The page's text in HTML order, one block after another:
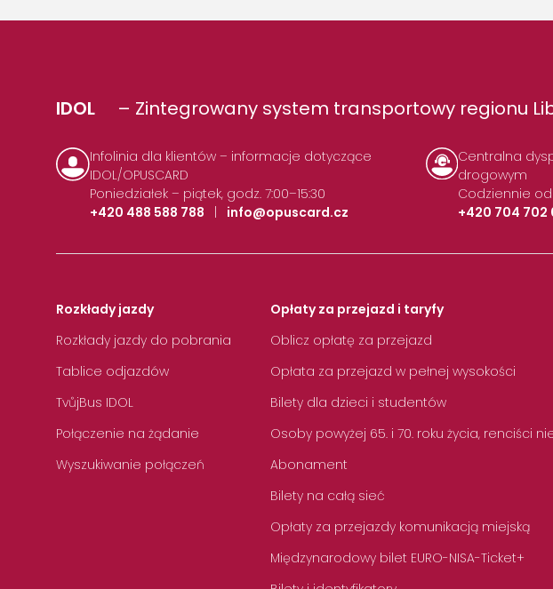
IDOL – Zintegrowany system transportowy regionu
Infolinia dla klientów – informacje dotyczące
IDOL/OPUSCARD
Poniedziałek – piątek, godz. 7:00–15:30
+420 488 588 788
| info@opuscard.cz
Centralna
drogowym
Codziennie
+420 704 702
Rozkłady jazdy
Rozkłady jazdy do pobrania
Tablice odjazdów
TvůjBus IDOL
Połączenie na żądanie
Wyszukiwanie połączeń
Opłaty za przejazd i taryfy
Oblicz opłatę za przejazd
Opłata za przejazd w pełnej wysokości
Bilety dla dzieci i studentów
Osoby powyżej 65. i 70. roku życia, renciści
Abonament
Bilety na całą sieć
Opłaty za przejazdy komunikacją miejską
Międzynarodowy bilet EURO-NISA-Ticket+